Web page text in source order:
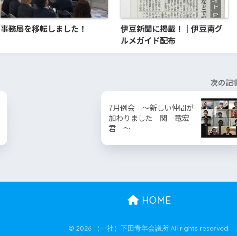
事務局を移転しました！
伊豆新聞に掲載！｜伊豆南グ
ルメガイド配布
次の記
7月例会 ～新しい仲間が
加わりました 関 竜宏
君 ～
HOME
© 2026 （一社）下田青年会議所 All rights reserved.